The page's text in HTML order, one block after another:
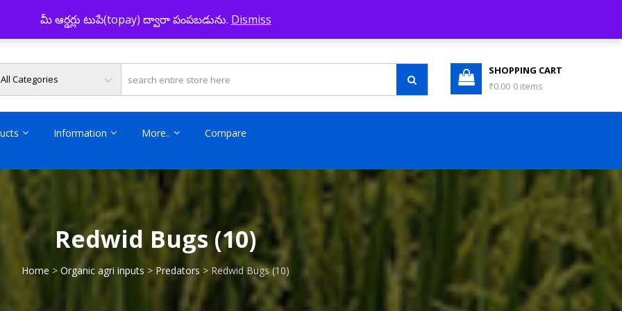
INNOVATIONS
for your Agriculture and Aqua Needs
SHOPPING CART
₹0.00 0 items
Information More.. Compare
Redwid Bugs (10)
Home > Organic agri inputs > Predators > Redwid Bugs (10)
మీ ఆర్డర్లు టుపే(topay) ద్వారా పంపబడును. Dismiss